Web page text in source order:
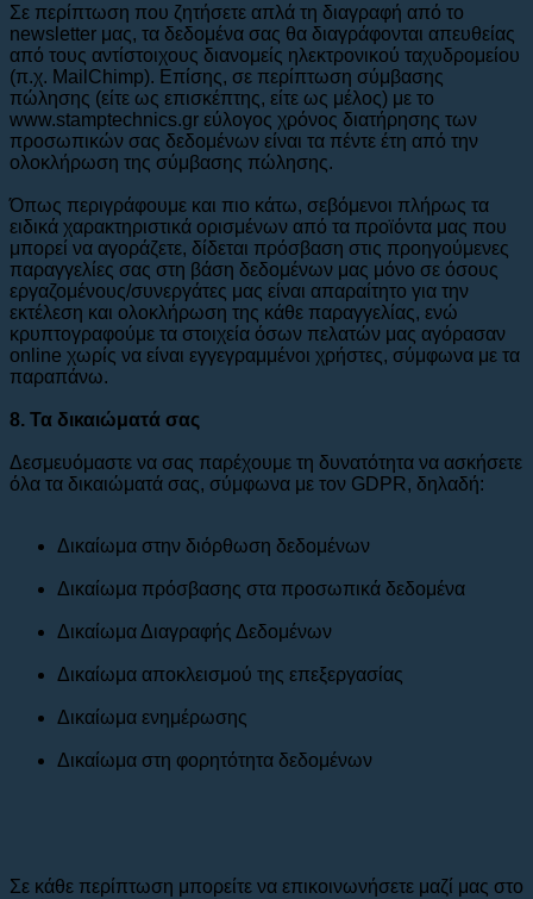
Σε περίπτωση που ζητήσετε απλά τη διαγραφή από το
newsletter μας, τα δεδομένα σας θα διαγράφονται απευθείας
από τους αντίστοιχους διανομείς ηλεκτρονικού ταχυδρομείου
(π.χ. MailChimp). Επίσης, σε περίπτωση σύμβασης
πώλησης (είτε ως επισκέπτης, είτε ως μέλος) με το
www.stamptechnics.gr εύλογος χρόνος διατήρησης των
προσωπικών σας δεδομένων είναι τα πέντε έτη από την
ολοκλήρωση της σύμβασης πώλησης.
Όπως περιγράφουμε και πιο κάτω, σεβόμενοι πλήρως τα
ειδικά χαρακτηριστικά ορισμένων από τα προϊόντα μας που
μπορεί να αγοράζετε, δίδεται πρόσβαση στις προηγούμενες
παραγγελίες σας στη βάση δεδομένων μας μόνο σε όσους
εργαζομένους/συνεργάτες μας είναι απαραίτητο για την
εκτέλεση και ολοκλήρωση της κάθε παραγγελίας, ενώ
κρυπτογραφούμε τα στοιχεία όσων πελατών μας αγόρασαν
online χωρίς να είναι εγγεγραμμένοι χρήστες, σύμφωνα με τα
παραπάνω.
8. Τα δικαιώματά σας
Δεσμευόμαστε να σας παρέχουμε τη δυνατότητα να ασκήσετε
όλα τα δικαιώματά σας, σύμφωνα με τον GDPR, δηλαδή:
Δικαίωμα στην διόρθωση δεδομένων
Δικαίωμα πρόσβασης στα προσωπικά δεδομένα
Δικαίωμα Διαγραφής Δεδομένων
Δικαίωμα αποκλεισμού της επεξεργασίας
Δικαίωμα ενημέρωσης
Δικαίωμα στη φορητότητα δεδομένων
Σε κάθε περίπτωση μπορείτε να επικοινωνήσετε μαζί μας στο